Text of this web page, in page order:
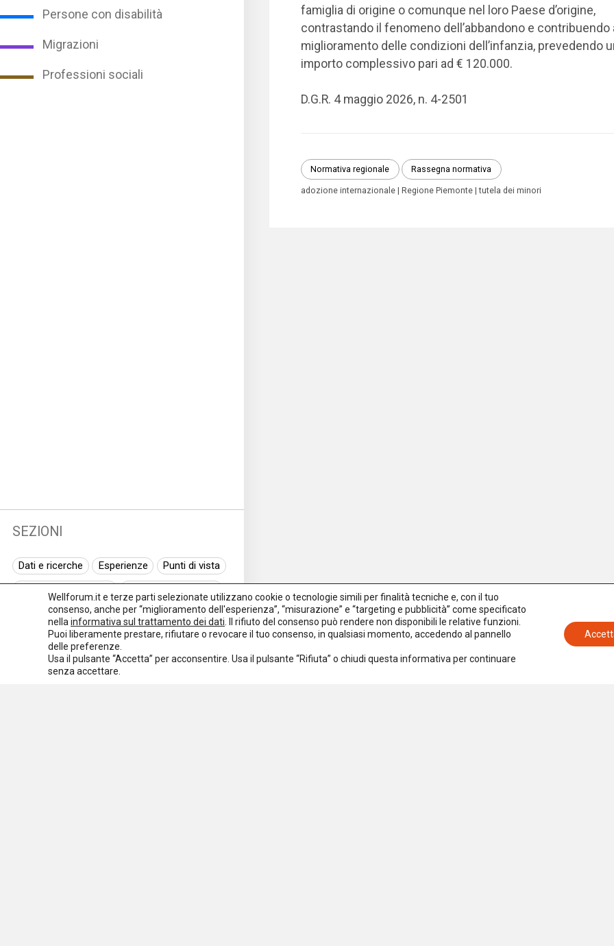
Persone con disabilità
Migrazioni
Professioni sociali
SEZIONI
Dati e ricerche Esperienze
Punti di vista
Normativa europea
Rassegna normativa
I seminari di Welforum
Eventi
Spazio ai promotori
famiglia di origine o comunque nel loro Paese d’origine,
contrastando il fenomeno dell’abbandono e contribuendo
miglioramento delle condizioni dell’infanzia, prevedendo
importo complessivo pari ad € 120.000.
D.G.R. 4 maggio 2026, n. 4-2501
Normativa regionale Rassegna normativa
adozione internazionale Regione Piemonte tutela dei minori
Wellforum.it e terze parti selezionate utilizzano cookie o tecnologie simili per finalità tecniche e, con il tuo
consenso, anche per “miglioramento dell'esperienza”, “misurazione” e “targeting e pubblicità” come specificato
nella informativa sul trattamento dei dati . Il rifiuto del consenso può rendere non disponibili le relative funzioni.
Puoi liberamente prestare, rifiutare o revocare il tuo consenso, in qualsiasi momento, accedendo al pannello
delle preferenze.
Usa il pulsante “Accetta” per acconsentire. Usa il pulsante “Rifiuta” o chiudi questa informativa per continuare
senza accettare.